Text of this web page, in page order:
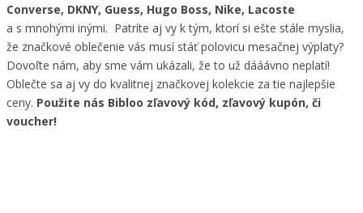
Converse, DKNY, Guess, Hugo Boss, Nike, Lacoste
a s mnohými inými. Patríte aj vy k tým, ktorí si ešte stále myslia,
že značkové oblečenie vás musí stáť polovicu mesačnej výplaty?
Dovoľte nám, aby sme vám ukázali, že to už dááávno neplatí!
Oblečte sa aj vy do kvalitnej značkovej kolekcie za tie najlepšie
ceny. Použite nás Bibloo zľavový kód, zľavový kupón, či
voucher!